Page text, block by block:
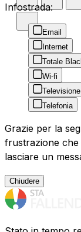
Infostrada:
Email
Internet
Totale
Wi-fi
Televisione
Telefonia
Grazie per la
frustrazione che
lasciare un
Chiudere